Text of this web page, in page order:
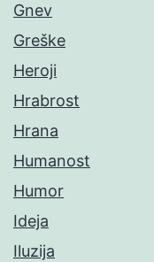
Gnev
Greške
Heroji
Hrabrost
Hrana
Humanost
Humor
Ideja
Iluzija